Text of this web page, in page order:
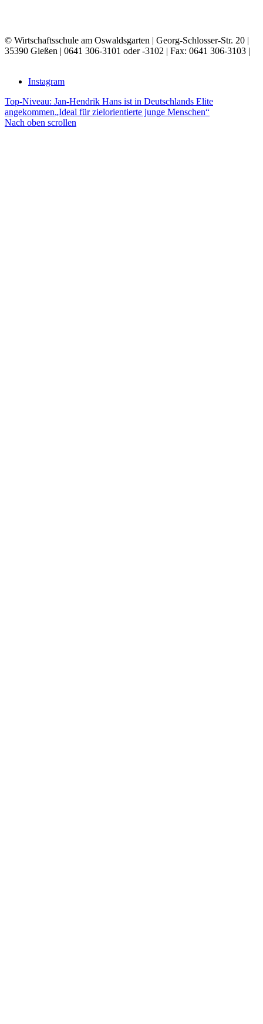
© Wirtschaftsschule am Oswaldsgarten | Georg-Schlosser-Str. 20 |
35390 Gießen | 0641 306-3101 oder -3102 | Fax: 0641 306-3103 |
Instagram
Top-Niveau: Jan-Hendrik Hans ist in Deutschlands Elite
angekommen„Ideal für zielorientierte junge Menschen“
Nach oben scrollen